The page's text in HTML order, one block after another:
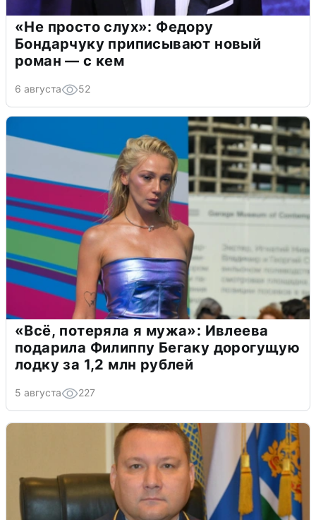
«Не просто слух»: Федору
Бондарчуку приписывают новый
роман — с кем
6 августа 52
«Всё, потеряла я мужа»: Ивлеева
подарила Филиппу Бегаку дорогущую
лодку за 1,2 млн рублей
5 августа 227